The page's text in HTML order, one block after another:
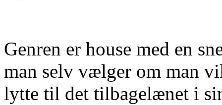
Genren er house med en
man selv vælger om man
lytte til det tilbagelænet i